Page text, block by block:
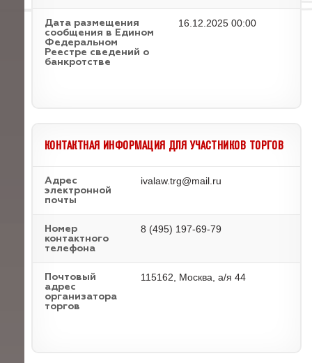
Дата размещения
сообщения в Едином
Федеральном
Реестре сведений о
банкротстве
16.12.2025 00:00
КОНТАКТНАЯ ИНФОРМАЦИЯ ДЛЯ УЧАСТНИКОВ ТОРГОВ
Адрес
электронной
почты
ivalaw.trg@mail.ru
Номер
контактного
телефона
8 (495) 197-69-79
Почтовый
адрес
организатора
торгов
115162, Москва, а/я 44